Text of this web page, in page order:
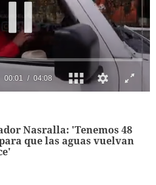
Nasralla: 'Tenemos 48
que las aguas vuelvan